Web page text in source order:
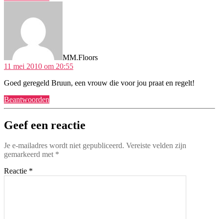
MM.Floors
11 mei 2010 om 20:55
Goed geregeld Bruun, een vrouw die voor jou praat en regelt!
Beantwoorden
Geef een reactie
Je e-mailadres wordt niet gepubliceerd. Vereiste velden zijn
gemarkeerd met *
Reactie *